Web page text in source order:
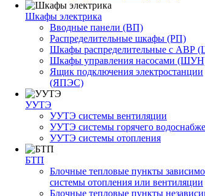
Шкафы электрика
Вводные панели (ВП)
Распределительные шкафы (РП)
Шкафы распределительные с АВР
Шкафы управления насосами
Ящик подключения электростанции
(ЯПЭС)
УУТЭ
УУТЭ системы вентиляции
УУТЭ системы горячего
УУТЭ системы отопления
БТП
Блочные тепловые пункты
системы отопления или вентиляции
Блочные тепловые пункты